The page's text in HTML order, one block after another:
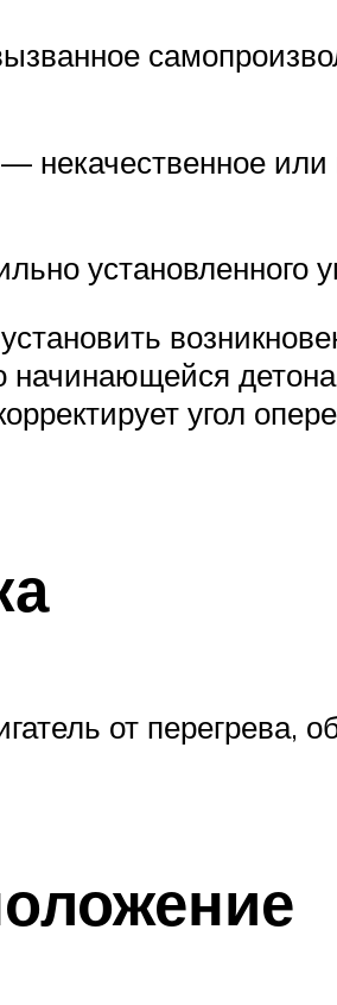
некачественное
установленного
угол
от перегрева,